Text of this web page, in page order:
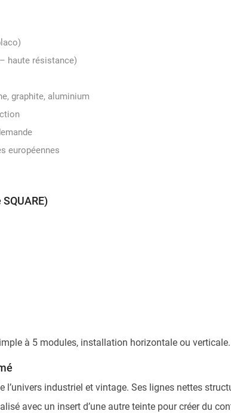
haute résistance)
graphite, aluminium
européennes
à 5 modules, installation horizontale ou
l’univers industriel et vintage. Ses lignes nettes
avec un insert d’une autre teinte pour créer du